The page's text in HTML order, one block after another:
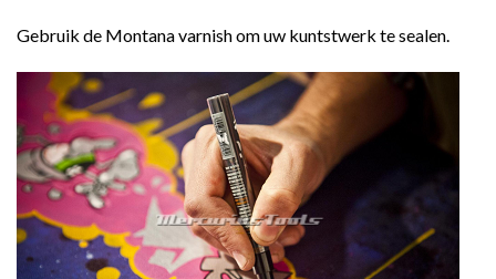
Gebruik de Montana varnish om uw kuntstwerk te sealen.